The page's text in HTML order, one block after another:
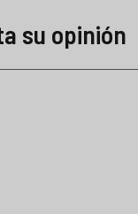
su opinión